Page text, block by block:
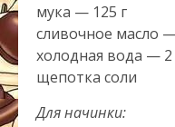
мука — 125 г
сливочное масло
холодная вода — 2
щепотка соли
Для начинки: